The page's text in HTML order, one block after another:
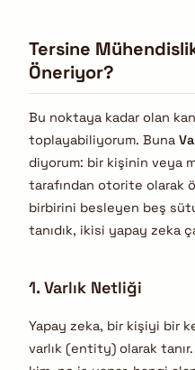
Tersine
Öneriyor?
Bu noktaya kadar olan
toplayabiliyorum. Buna
diyorum: bir kişinin veya
tarafından otorite olarak
birbirini besleyen beş
tanıdık, ikisi yapay zeka
1. Varlık Netliği
Yapay zeka, bir kişiyi bir
varlık (entity) olarak